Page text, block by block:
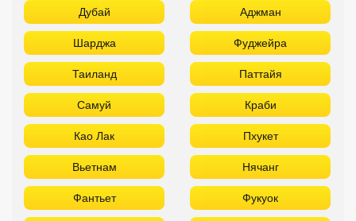
Дубай Аджман
Шарджа Фуджейра
Таиланд Паттайя
Самуй Краби
Као Лак Пхукет
Вьетнам Нячанг
Фантьет Фукуок